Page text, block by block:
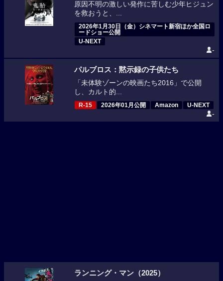
原因不明の激しい発作に苦しむ少年ヒジュン
を救おうと、...
2026年1月30日（金）シネマート新宿ほか全国ロ
ードショー公開
U-NEXT
-
パルブロス：黙示録の子供たち
「未体験ゾーンの映画たち2016」で公開
し、カルト的...
R-15 2026年01月公開 Amazon U-NEXT
-
ランニング・マン（2025）